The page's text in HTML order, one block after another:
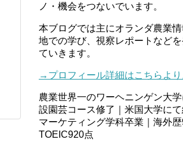
ノ・機会をつないでいます。
本ブログでは主にオランダ農業情
地での学び、視察レポートなどを
ていきます。
→プロフィール詳細はこちらより
農業世界一のワーヘニンゲン大
設園芸コース修了｜米国大学にて
マーケティング学科卒業｜海外歴
TOEIC920点